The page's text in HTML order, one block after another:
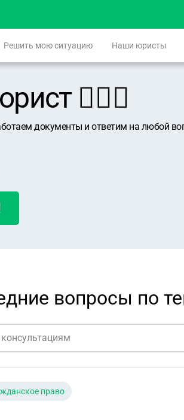
Решить мою ситуацию Наши юристы
👨🏻‍⚖️
документы и ответим на любой
вопросы по
право